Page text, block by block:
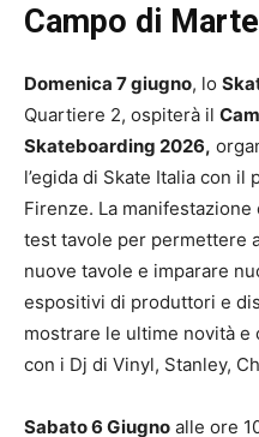
Campo di Marte
Domenica 7 giugno, lo
Quartiere 2, ospiterà il
Skateboarding 2026,
l’egida di Skate Italia con
Firenze. La
test tavole per permettere
nuove tavole e imparare
espositivi di produttori e
mostrare le ultime novità
con i Dj di Vinyl, Stanley,
Sabato 6 Giugno alle ore